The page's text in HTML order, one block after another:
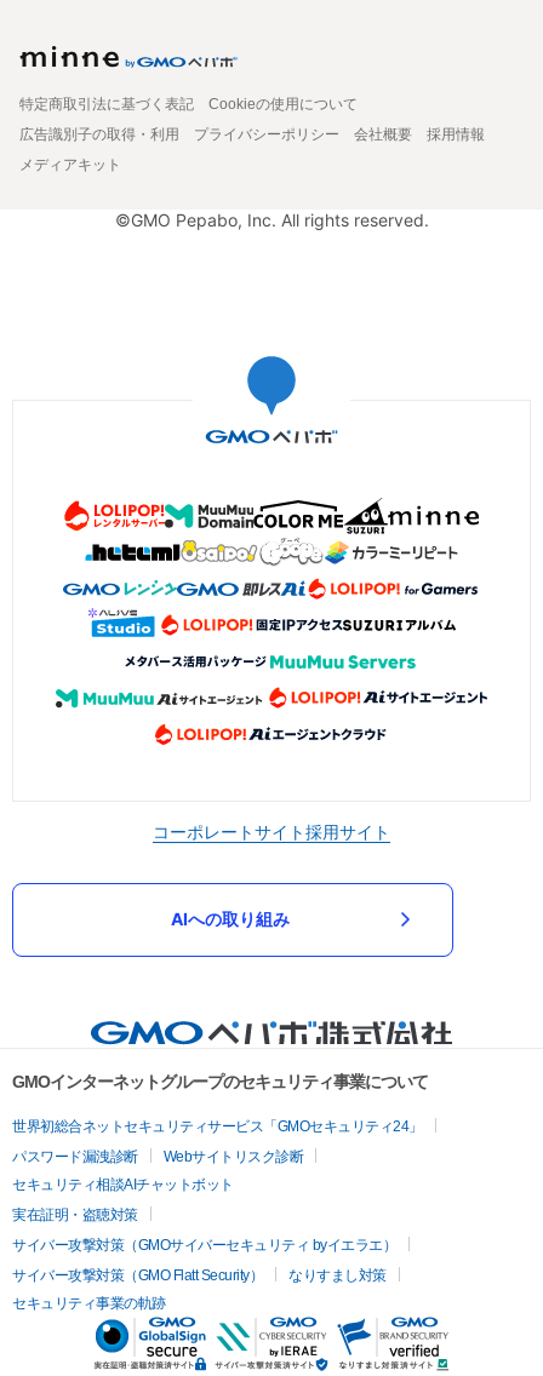
特定商取引法に基づく表記
Cookieの使用について
広告識別子の取得・利用
プライバシーポリシー 会社概要
採用情報
メディアキット
©GMO Pepabo, Inc. All rights reserved.
コーポレートサイト採用サイト
AIへの取り組み
GMOインターネットグループのセキュリティ事業について
世界初総合ネットセキュリティサービス「GMOセキュリティ24」
パスワード漏洩診断
Webサイトリスク診断
セキュリティ相談AIチャットボット
実在証明・盗聴対策
サイバー攻撃対策（GMOサイバーセキュリティ byイエラエ）
サイバー攻撃対策（GMO Flatt Security）
なりすまし対策
セキュリティ事業の軌跡